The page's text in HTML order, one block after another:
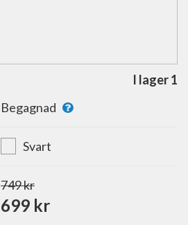
I lager 1
Begagnad
Svart
749kr
699 kr